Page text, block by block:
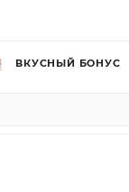
ВКУСНЫЙ БОНУС